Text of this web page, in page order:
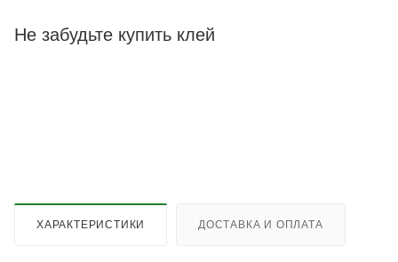
Не забудьте купить клей
ХАРАКТЕРИСТИКИ ДОСТАВКА И ОПЛАТА